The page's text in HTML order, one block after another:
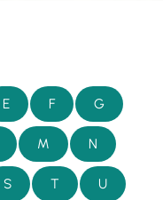
E F G
M N
S T U